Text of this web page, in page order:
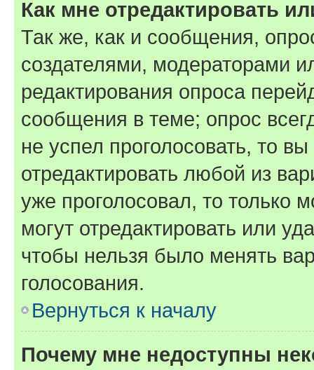
Как мне отредактировать
Так же, как и сообщения,
создателями, модераторами
редактирования опроса
сообщения в теме; опрос
не успел проголосовать, то
отредактировать любой из
уже проголосовал, то только
могут отредактировать или
чтобы нельзя было менять
голосования.
Вернуться к началу
Почему мне недоступны